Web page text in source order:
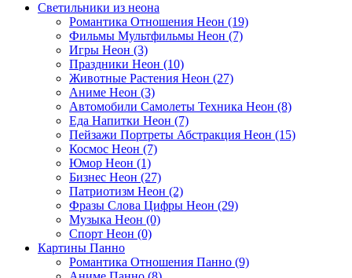
Светильники из неона
Романтика Отношения Неон (19)
Фильмы Мультфильмы Неон (7)
Игры Неон (3)
Праздники Неон (10)
Животные Растения Неон (27)
Аниме Неон (3)
Автомобили Самолеты Техника Неон (8)
Еда Напитки Неон (7)
Пейзажи Портреты Абстракция Неон (15)
Космос Неон (7)
Юмор Неон (1)
Бизнес Неон (27)
Патриотизм Неон (2)
Фразы Слова Цифры Неон (29)
Музыка Неон (0)
Спорт Неон (0)
Картины Панно
Романтика Отношения Панно (9)